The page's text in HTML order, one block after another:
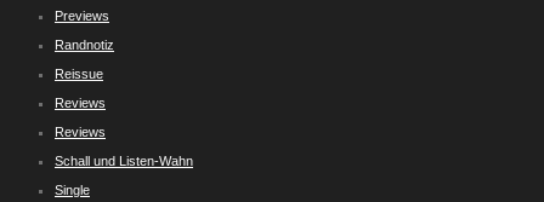
Previews
Randnotiz
Reissue
Reviews
Reviews
Schall und Listen-Wahn
Single